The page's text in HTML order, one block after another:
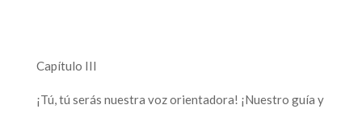
Capítulo III
¡Tú, tú serás nuestra voz orientadora! ¡Nuestro guía y